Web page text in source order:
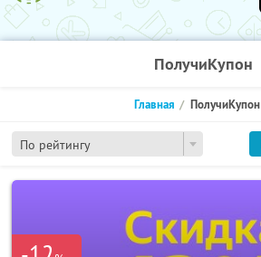
ПолучиКупон
По рейтингу
Главная ПолучиКупон